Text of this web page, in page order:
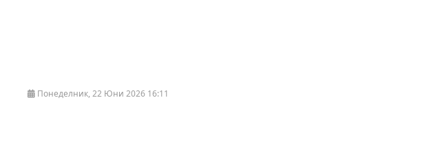
Понеделник, 22 Юни 2026 16:11